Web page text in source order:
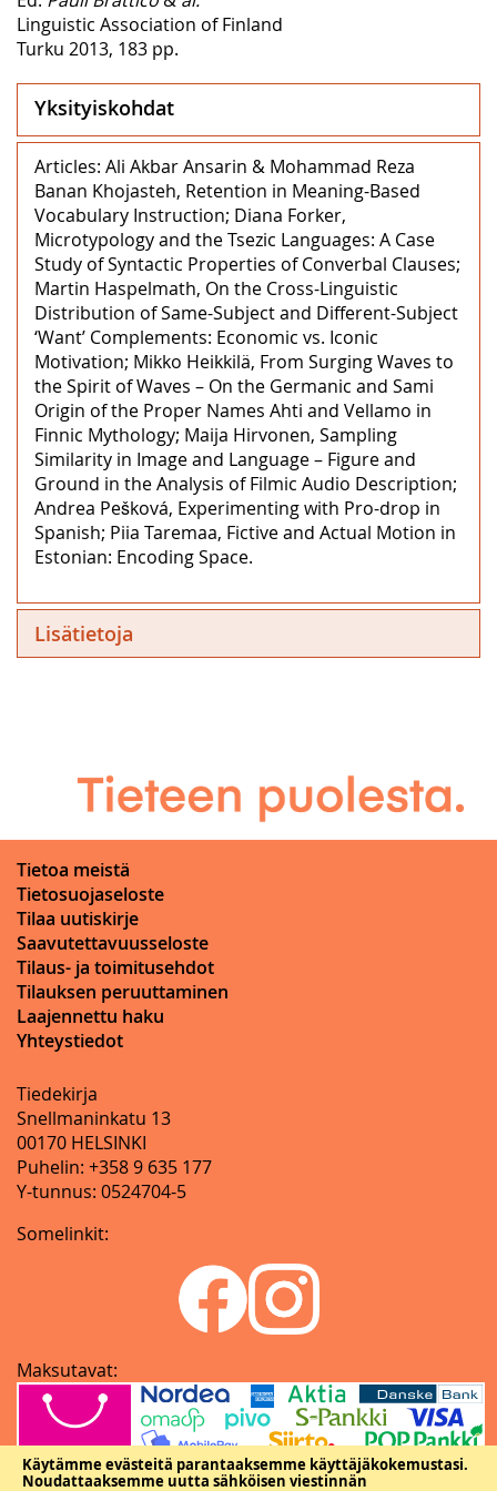
Käytämme evästeitä parantaaksemme käyttäjäkokemustasi.
Noudattaaksemme uutta sähköisen viestinnän
Linguistic Association of Finland
Turku 2013, 183 pp.
Yksityiskohdat
Articles: Ali Akbar Ansarin & Mohammad Reza
Banan Khojasteh, Retention in Meaning-Based
Vocabulary Instruction; Diana Forker,
Microtypology and the Tsezic Languages: A Case
Study of Syntactic Properties of Converbal Clauses;
Martin Haspelmath, On the Cross-Linguistic
Distribution of Same-Subject and Different-Subject
‘Want’ Complements: Economic vs. Iconic
Motivation; Mikko Heikkilä, From Surging Waves to
the Spirit of Waves – On the Germanic and Sami
Origin of the Proper Names Ahti and Vellamo in
Finnic Mythology; Maija Hirvonen, Sampling
Similarity in Image and Language – Figure and
Ground in the Analysis of Filmic Audio Description;
Andrea Pešková, Experimenting with Pro-drop in
Spanish; Piia Taremaa, Fictive and Actual Motion in
Estonian: Encoding Space.
Lisätietoja
Tietoa meistä
Tietosuojaseloste
Tilaa uutiskirje
Saavutettavuusseloste
Tilaus- ja toimitusehdot
Tilauksen peruuttaminen
Laajennettu haku
Yhteystiedot
Tiedekirja
Snellmaninkatu 13
00170 HELSINKI
Puhelin: +358 9 635 177
Y-tunnus: 0524704-5
Somelinkit:
Maksutavat: